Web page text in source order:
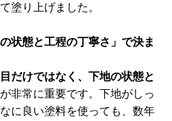
塗り上げました。
状態と工程の丁寧さ」で決ま
目だけではなく、下地の状態と
が非常に重要です。下地がしっ
に良い塗料を使っても、数年